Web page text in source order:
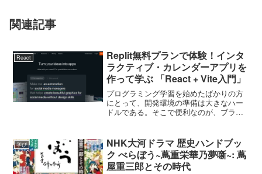
関連記事
React
Replit無料プランで体験！インタ
ラクティブ・カレンダーアプリを
作って学ぶ 「React + Vite入門」
プログラミング学習を始めたばかりの方
にとって、開発環境の準備は大きなハー
ドルである。そこで便利なのが、ブラウ
ン を使って、AIエージェントに英語で指
示を出し、R...
学び
NHK大河ドラマ 歴史ハンドブッ
ク べらぼう~蔦重栄華乃夢噺~: 蔦
屋重三郎とその時代